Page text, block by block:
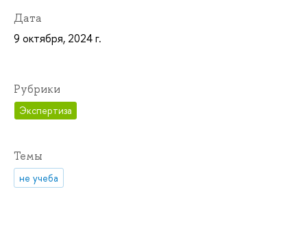
Дата
9 октября, 2024 г.
Рубрики
Экспертиза
Темы
не учеба